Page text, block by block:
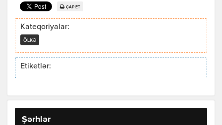
ÇAP ET
Kateqoriyalar:
ÖLKƏ
Etiketlər:
Şərhlər